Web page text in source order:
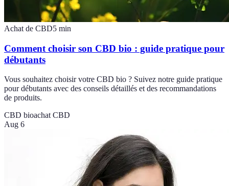
Achat de CBD5 min
Comment choisir son CBD bio : guide pratique pour
débutants
Vous souhaitez choisir votre CBD bio ? Suivez notre guide pratique
pour débutants avec des conseils détaillés et des recommandations
de produits.
CBD bioachat CBD
Aug 6